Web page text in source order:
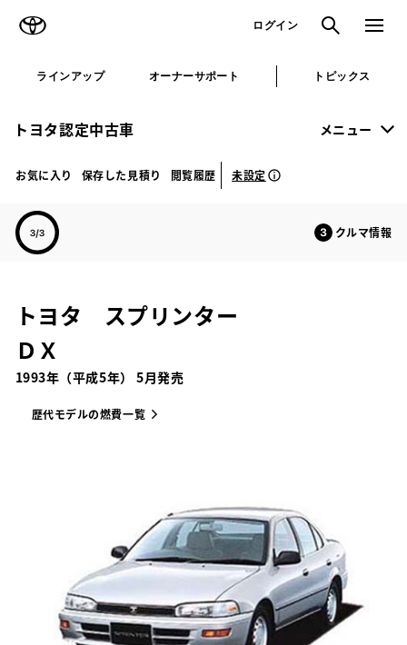
ログイン 検索 メニュ
ラインアップ オーナーサポート トピックス
トヨタ認定中古車 メニュー
お気に入り 保存した見積り 閲覧履歴 未設定
クルマ情報
トヨタ スプリンター
ＤＸ
1993年（平成5年） 5月発売
歴代モデルの燃費一覧